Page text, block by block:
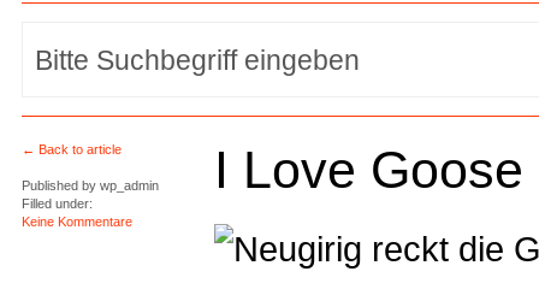
← Back to article
Published bywp_admin
Filled under:
Keine Kommentare
I Love Goose